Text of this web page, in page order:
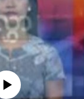
currently available